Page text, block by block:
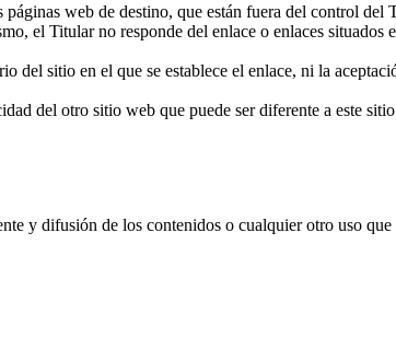
web de destino, que están fuera del control
el Titular no responde del enlace o enlaces situados
sitio en el que se establece el enlace, ni la
del otro sitio web que puede ser diferente a este
y difusión de los contenidos o cualquier otro uso